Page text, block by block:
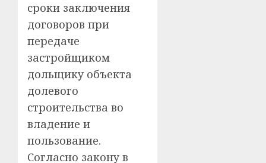
сроки заключения
договоров при
передаче
застройщиком
дольщику объекта
долевого
строительства во
владение и
пользование.
Согласно закону в